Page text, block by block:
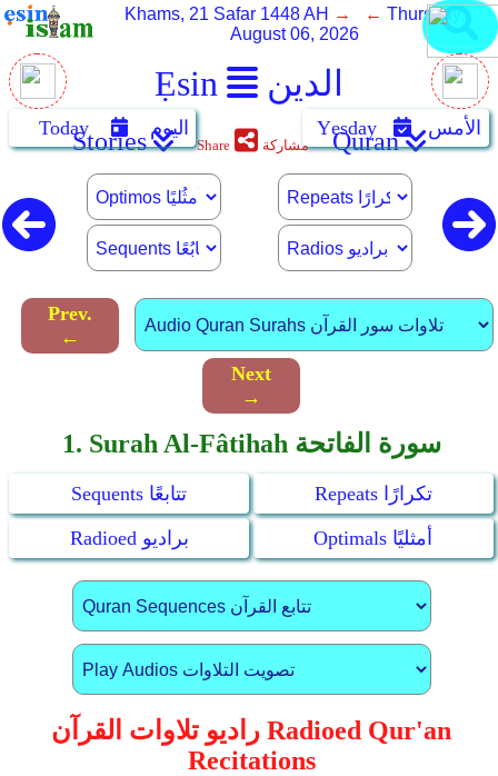
Ẹsin الدين
Khams, 21 Safar 1448 AH → ← Thursday,
August 06, 2026
Today اليوم Yẹsday الأمس Stories Share مشاركة Quran
Prev.
←
Next
→
1. Surah Al-Fâtihah سورة الفاتحة
Sequents تتابعًا
Repeats تكرارًا
Radioed براديو
Optimals أمثليًا
راديو تلاوات القرآن Radioed Qur'an
Recitations